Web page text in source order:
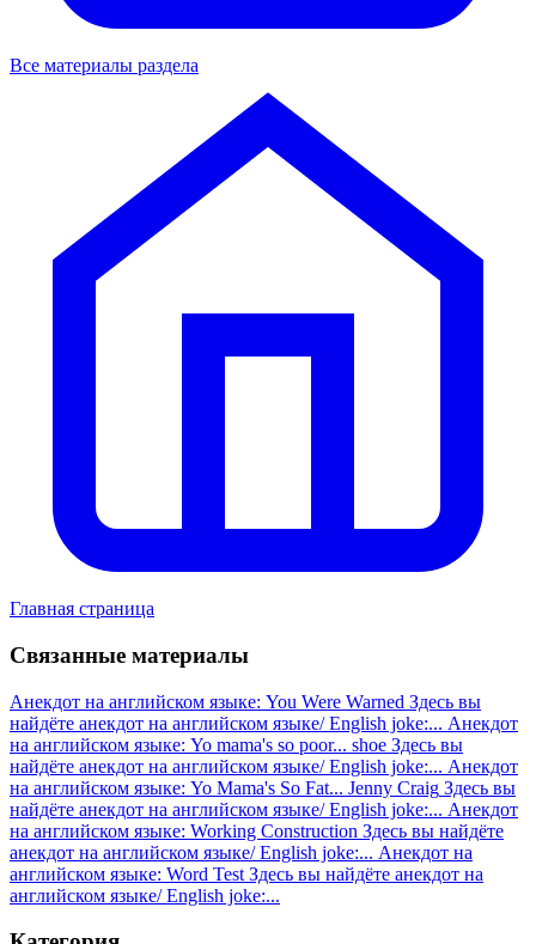
Все материалы раздела
Главная страница
Связанные материалы
Анекдот на английском языке: You Were Warned Здесь вы
найдёте анекдот на английском языке/ English joke:... Анекдот
на английском языке: Yo mama's so poor... shoe Здесь вы
найдёте анекдот на английском языке/ English joke:... Анекдот
на английском языке: Yo Mama's So Fat... Jenny Craig Здесь вы
найдёте анекдот на английском языке/ English joke:... Анекдот
на английском языке: Working Construction Здесь вы найдёте
анекдот на английском языке/ English joke:... Анекдот на
английском языке: Word Test Здесь вы найдёте анекдот на
английском языке/ English joke:...